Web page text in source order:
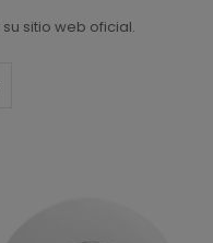
sitio web oficial.